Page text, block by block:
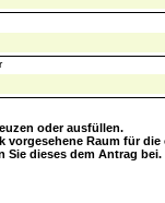
oder ausfüllen.
vorgesehene Raum für
Sie dieses dem Antrag bei.